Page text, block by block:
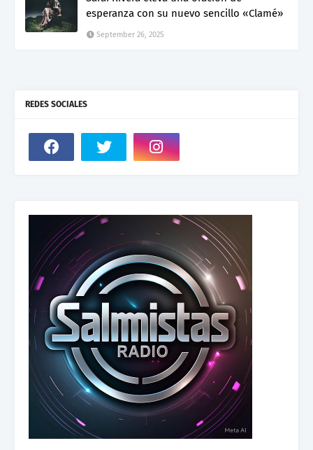
esperanza con su nuevo sencillo «Clamé»
September 26, 2025
REDES SOCIALES